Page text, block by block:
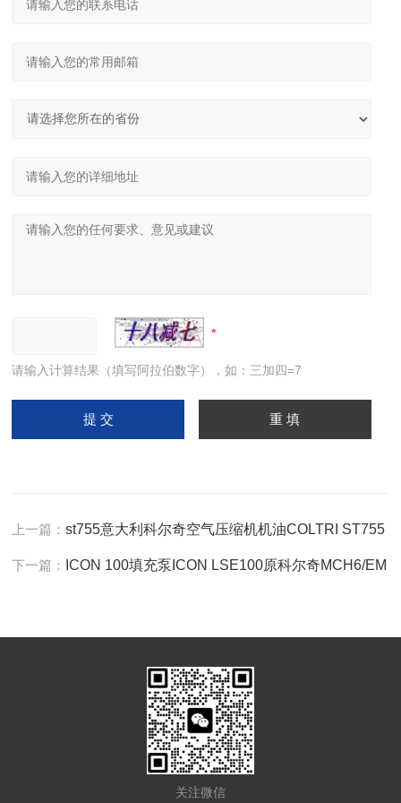
请输入计算结果（填写阿拉伯数字），如：三加四=7
上一篇：st755意大利科尔奇空气压缩机机油COLTRI ST755
下一篇： ICON 100填充泵ICON LSE100原科尔奇MCH6/EM
关注微信